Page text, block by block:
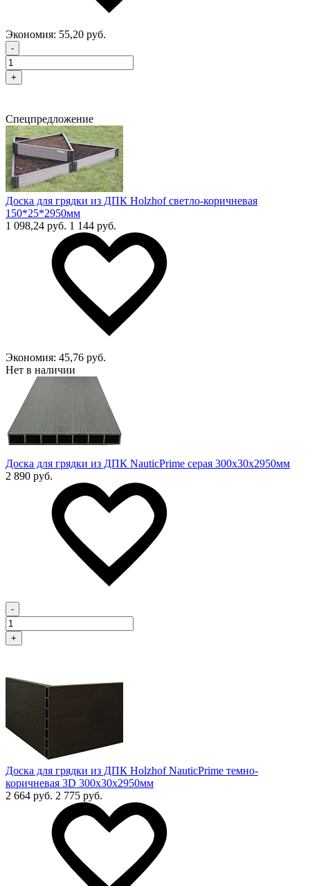
Экономия: 55,20 руб.
-
+
Спецпредложение
Доска для грядки из ДПК Holzhof светло-коричневая
150*25*2950мм
1 098,24 руб. 1 144 руб.
Экономия: 45,76 руб.
Нет в наличии
Доска для грядки из ДПК NauticPrime серая 300х30х2950мм
2 890 руб.
-
+
Доска для грядки из ДПК Holzhof NauticPrime темно-
коричневая 3D 300х30х2950мм
2 664 руб. 2 775 руб.